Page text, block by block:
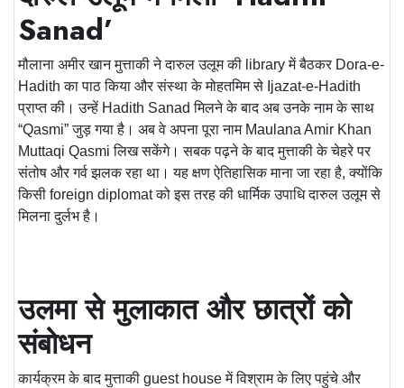
Sanad’
मौलाना अमीर खान मुत्ताकी ने दारुल उलूम की libraryमें बैठकर Dora-e-
Hadith का पाठ किया और संस्था के मोहतमिम से Ijazat-e-Hadith
प्राप्त की। उन्हें Hadith Sanad मिलने के बाद अब उनके नाम के साथ
“Qasmi” जुड़ गया है। अब वे अपना पूरा नाम Maulana Amir Khan
Muttaqi Qasmi लिख सकेंगे। सबक पढ़ने के बाद मुत्ताकी के चेहरे पर
संतोष और गर्व झलक रहा था। यह क्षण ऐतिहासिक माना जा रहा है, क्योंकि
किसी foreign diplomatको इस तरह की धार्मिक उपाधि दारुल उलूम से
मिलना दुर्लभ है।
उलमा से मुलाकात और छात्रों को
संबोधन
कार्यक्रम के बाद मुत्ताकी guest houseमें विश्राम के लिए पहुंचे और